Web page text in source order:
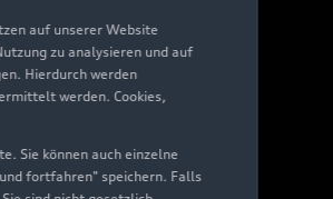
auf unserer Website
zu analysieren und auf
Hierdurch werden
werden. Cookies,
Sie können auch einzelne
fortfahren" speichern. Falls